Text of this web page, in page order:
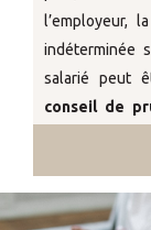
l’employeur,
indéterminée
salarié peut
conseil de